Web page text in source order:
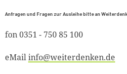
Anfragen und Fragen zur Ausleihe bitte an
fon 0351 - 750 85 100
eMailinfo@weiterdenken.de